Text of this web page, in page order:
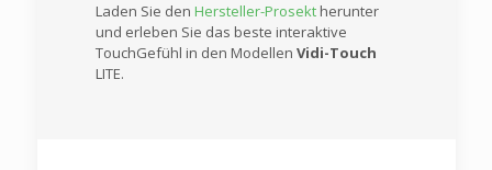
Laden Sie den Hersteller-Prosektherunter
und erleben Sie das beste interaktive
TouchGefühl in den Modellen Vidi-Touch
LITE.